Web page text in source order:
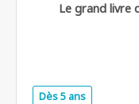
Le grand livre
Dès 5 ans